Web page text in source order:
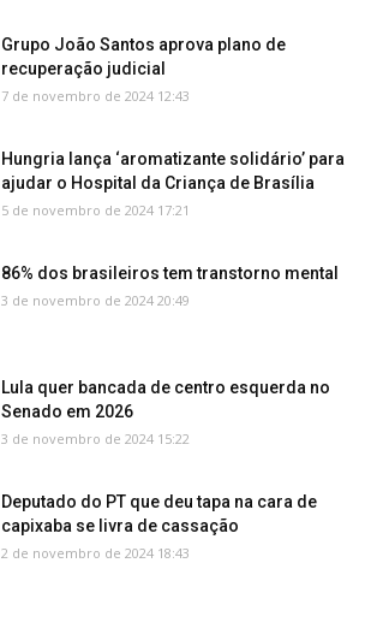
Grupo João Santos aprova plano de
recuperação judicial
7 de novembro de 2024 12:43
Hungria lança ‘aromatizante solidário’ para
ajudar o Hospital da Criança de Brasília
5 de novembro de 2024 17:21
86% dos brasileiros tem transtorno mental
3 de novembro de 2024 20:49
Lula quer bancada de centro esquerda no
Senado em 2026
3 de novembro de 2024 15:22
Deputado do PT que deu tapa na cara de
capixaba se livra de cassação
2 de novembro de 2024 18:43